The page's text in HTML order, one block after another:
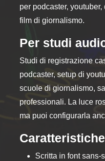
per podcaster,
film di giornalismo.
Per studi
Studi di registrazione
podcaster, setup di
scuole di giornalismo,
professionali. La luce
ma puoi configurarla
Caratteristiche
Scritta in font sans-